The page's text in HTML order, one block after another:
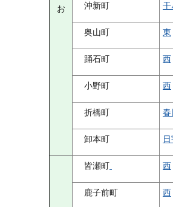
お 沖新町 干
奥山町 東
踊石町 西
小野町 西
折橋町 春
卸本町
皆瀬町 西
鹿子前町 西